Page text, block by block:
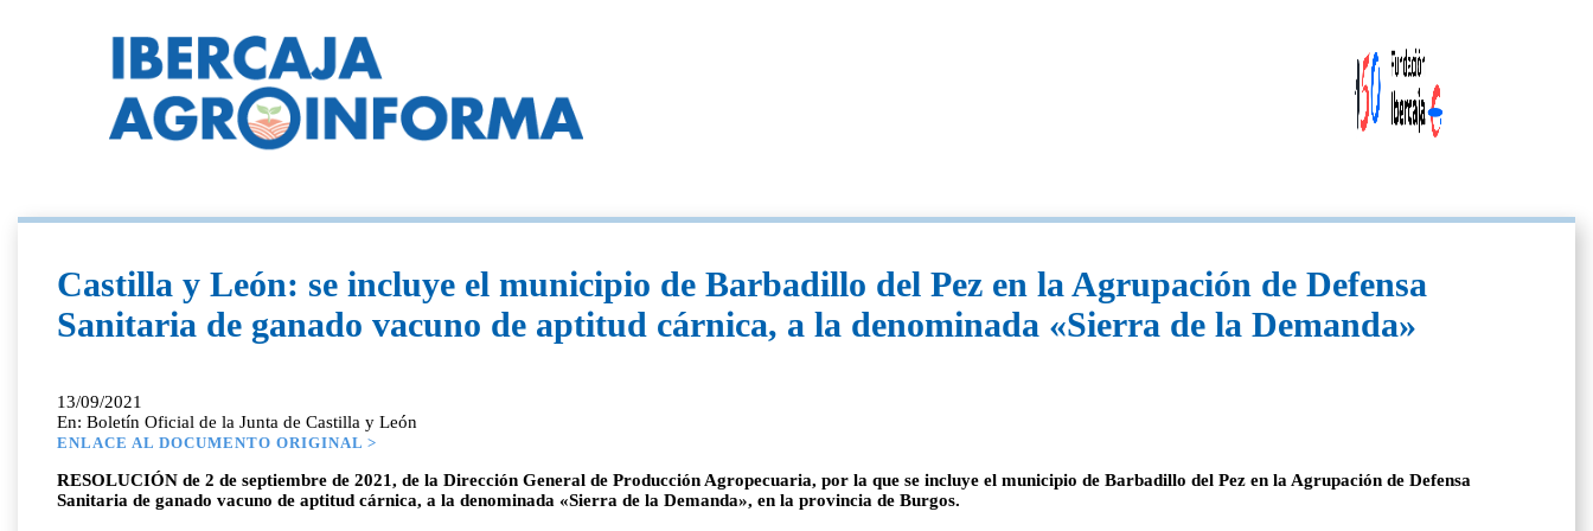
Castilla y León: se incluye el municipio de Barbadillo del Pez en la Agrupación de Defensa
Sanitaria de ganado vacuno de aptitud cárnica, a la denominada «Sierra de la Demanda»
13/09/2021
En: Boletín Oficial de la Junta de Castilla y León
ENLACE AL DOCUMENTO ORIGINAL >
RESOLUCIÓN de 2 de septiembre de 2021, de la Dirección General de Producción Agropecuaria, por la que se incluye el municipio de Barbadillo del Pez en la Agrupación de Defensa
Sanitaria de ganado vacuno de aptitud cárnica, a la denominada «Sierra de la Demanda», en la provincia de Burgos.